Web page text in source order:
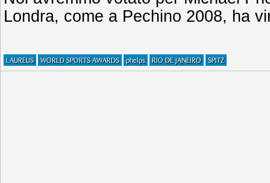
Londra, come a Pechino 2008, ha
LAUREUS WORLD SPORTS AWARDS phelps RIO DE JANEIRO SPITZ